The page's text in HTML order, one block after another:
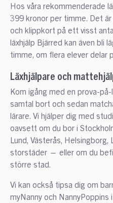
Hos våra rekommenderade
399 kronor per timme. Det
och klippkort på ett visst
läxhjälp Bjärred kan även bli
timme, om flera elever delar
Läxhjälpare och
Kom igång med en prova-
samtal bort och sedan
lärare. Vi hjälper dig med
oavsett om du bor i
Lund, Västerås, Helsingborg,
storstäder — eller om du
större stad.
Vi kan också tipsa dig om
myNanny och